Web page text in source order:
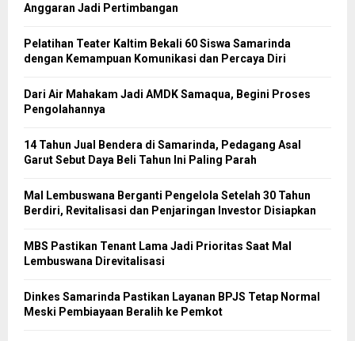
Anggaran Jadi Pertimbangan
Pelatihan Teater Kaltim Bekali 60 Siswa Samarinda
dengan Kemampuan Komunikasi dan Percaya Diri
Dari Air Mahakam Jadi AMDK Samaqua, Begini Proses
Pengolahannya
14 Tahun Jual Bendera di Samarinda, Pedagang Asal
Garut Sebut Daya Beli Tahun Ini Paling Parah
Mal Lembuswana Berganti Pengelola Setelah 30 Tahun
Berdiri, Revitalisasi dan Penjaringan Investor Disiapkan
MBS Pastikan Tenant Lama Jadi Prioritas Saat Mal
Lembuswana Direvitalisasi
Dinkes Samarinda Pastikan Layanan BPJS Tetap Normal
Meski Pembiayaan Beralih ke Pemkot